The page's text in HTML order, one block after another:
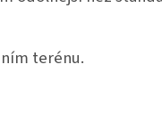
terénu.